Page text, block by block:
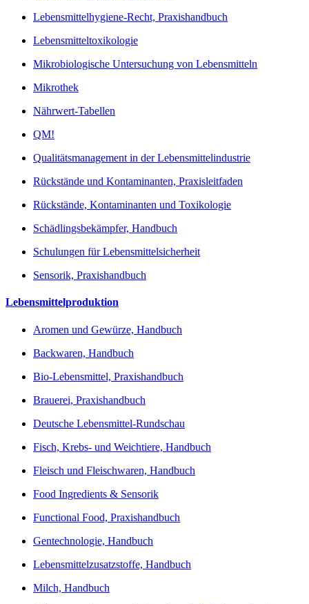
Lebensmittelhygiene-Recht, Praxishandbuch
Lebensmitteltoxikologie
Mikrobiologische Untersuchung von Lebensmitteln
Mikrothek
Nährwert-Tabellen
QM!
Qualitätsmanagement in der Lebensmittelindustrie
Rückstände und Kontaminanten, Praxisleitfaden
Rückstände, Kontaminanten und Toxikologie
Schädlingsbekämpfer, Handbuch
Schulungen für Lebensmittelsicherheit
Sensorik, Praxishandbuch
Lebensmittelproduktion
Aromen und Gewürze, Handbuch
Backwaren, Handbuch
Bio-Lebensmittel, Praxishandbuch
Brauerei, Praxishandbuch
Deutsche Lebensmittel-Rundschau
Fisch, Krebs- und Weichtiere, Handbuch
Fleisch und Fleischwaren, Handbuch
Food Ingredients & Sensorik
Functional Food, Praxishandbuch
Gentechnologie, Handbuch
Lebensmittelzusatzstoffe, Handbuch
Milch, Handbuch